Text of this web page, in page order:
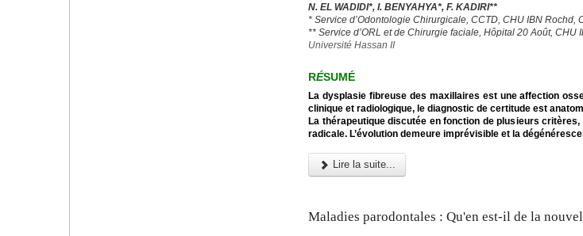
N. EL WADIDI*, I. BENYAHYA*, F. KADIRI**
* Service d’Odontologie Chirurgicale, CCTD, CHU IBN Rochd,
** Service d’ORL et de Chirurgie faciale, Hôpital 20 Août, CHU
Université Hassan II
RÉSUMÉ
La dysplasie fibreuse des maxillaires est une affection
clinique et radiologique, le diagnostic de certitude est
La thérapeutique discutée en fonction de plusieurs
radicale. L’évolution demeure imprévisible et la
Lire la suite...
Maladies parodontales : Qu'en est-il de la